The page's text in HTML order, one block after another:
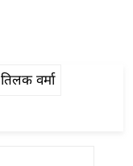
तिलक वर्मा